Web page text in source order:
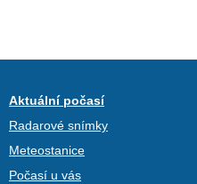
Aktuální počasí
Radarové snímky
Meteostanice
Počasí u vás